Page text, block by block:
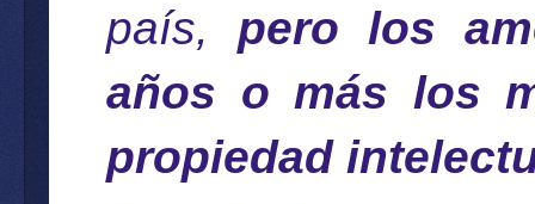
país, pero los
años o más los
propiedad